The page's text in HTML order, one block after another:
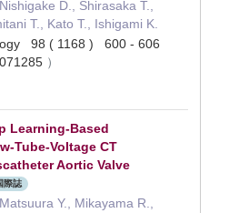
D., Shirasaka T.,
T., Kato T., Ishigami K.
98 ( 1168 ) 600 - 606
）
Learning-Based
Tube-Voltage CT
Aortic Valve
際誌
Y., Mikayama R.,